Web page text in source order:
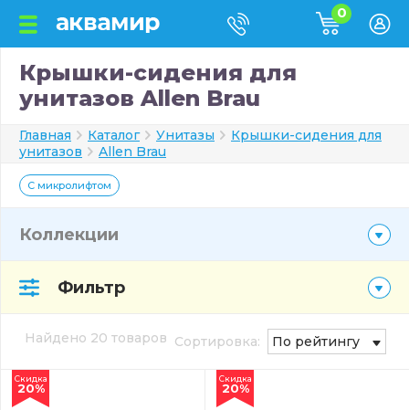
0
Крышки-сидения для
унитазов Allen Brau
Главная Каталог Унитазы
Крышки-сидения для
унитазов
Allen Brau
С микролифтом
Коллекции
Фильтр
Найдено 20 товаров Сортировка: По рейтингу
Скидка
20%
Скидка
20%